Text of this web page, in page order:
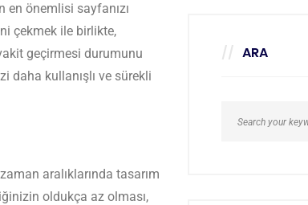
en önemlisi sayfanızı
çekmek ile birlikte,
geçirmesi durumunu
daha kullanışlı ve sürekli
aralıklarında tasarım
oldukça az olması,
ARA